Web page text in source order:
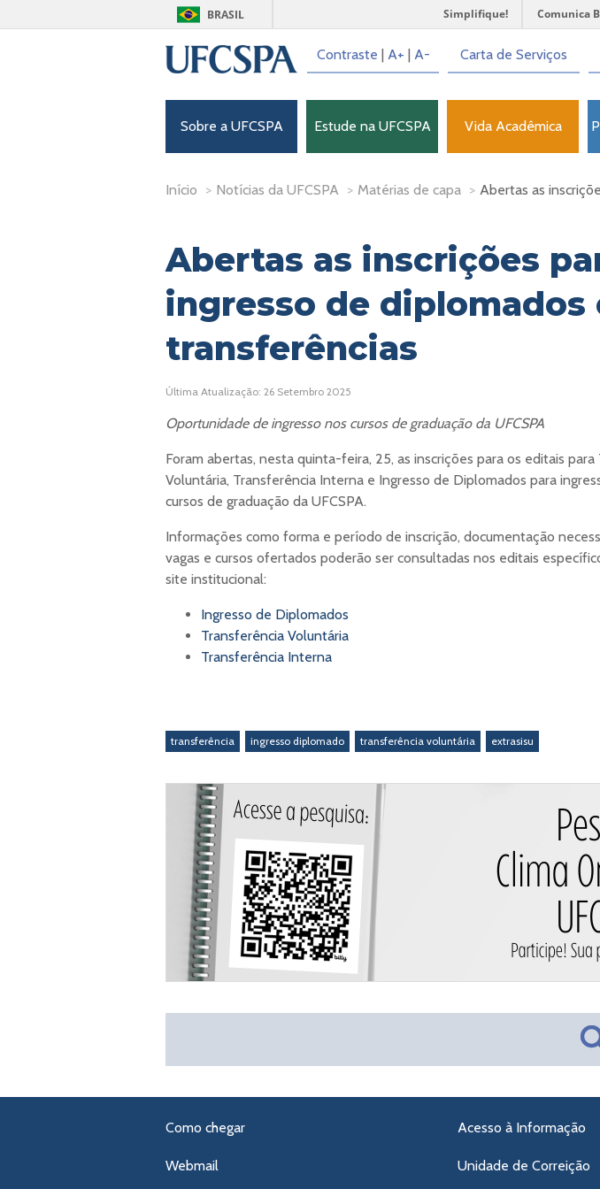
BRASIL Simplifique! Comunica
Contraste | A+ | A- Carta de Serviços
Sobre a UFCSPA Estude na UFCSPA Vida Acadêmica
Início > Notícias da UFCSPA > Matérias de capa > Abertas as
Abertas as inscrições
ingresso de diplomados
transferências
Última Atualização: 26 Setembro 2025
Oportunidade de ingresso nos cursos de graduação da UFCSPA
Foram abertas, nesta quinta-feira, 25, as inscrições para os editais para
Voluntária, Transferência Interna e Ingresso de Diplomados para
cursos de graduação da UFCSPA.
Informações como forma e período de inscrição, documentação
vagas e cursos ofertados poderão ser consultadas nos editais
site institucional:
Ingresso de Diplomados
Transferência Voluntária
Transferência Interna
transferência ingresso diplomado transferência voluntária extrasisu
Como chegar
Webmail
Acesso à Informação
Unidade de Correição